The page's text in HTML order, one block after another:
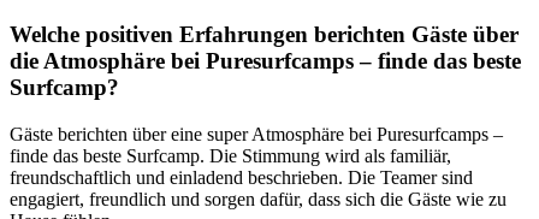
Welche positiven Erfahrungen berichten Gäste über
die Atmosphäre bei Puresurfcamps – finde das beste
Surfcamp?
Gäste berichten über eine super Atmosphäre bei Puresurfcamps –
finde das beste Surfcamp. Die Stimmung wird als familiär,
freundschaftlich und einladend beschrieben. Die Teamer sind
engagiert, freundlich und sorgen dafür, dass sich die Gäste wie zu